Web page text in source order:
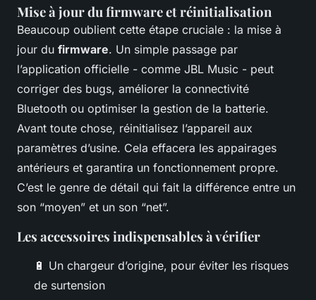
Mise à jour du firmware et réinitialisation
Beaucoup oublient cette étape cruciale : la mise à
jour du firmware. Un simple passage par
l’application officielle - comme JBL Music - peut
corriger des bugs, améliorer la connectivité
Bluetooth ou optimiser la gestion de la batterie.
Avant toute chose, réinitialisez l’appareil aux
paramètres d’usine. Cela effacera les appairages
antérieurs et garantira un fonctionnement propre.
C’est le genre de détail qui fait la différence entre un
son “moyen” et un son “net”.
Les accessoires indispensables à vérifier
🔋 Un chargeur d’origine, pour éviter les risques
de surtension